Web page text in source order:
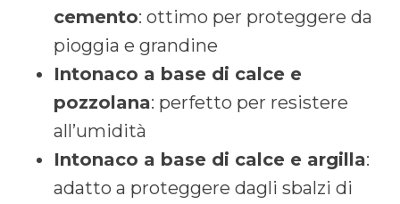
cemento: ottimo per proteggere da
pioggia e grandine
Intonaco a base di calce e
pozzolana: perfetto per resistere
all’umidità
Intonaco a base di calce e argilla:
adatto a proteggere dagli sbalzi di